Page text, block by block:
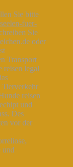
Sie bitte
fuer-
Sie
oder
Transport
reisen legal
Tierverkehr
reisen
und
Des
vor der
und